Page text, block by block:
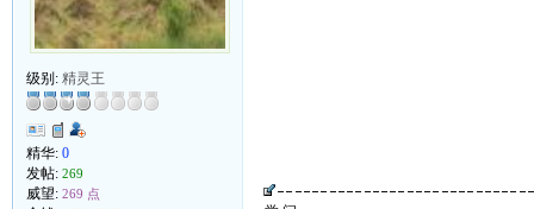
级别: 精灵王
精华: 0
发帖: 269
威望: 269 点